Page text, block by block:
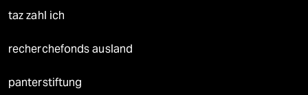
taz zahl ich
recherchefonds ausland
panterstiftung